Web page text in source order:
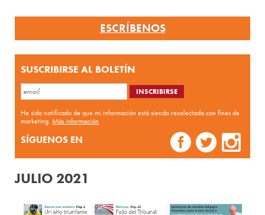
ESCRÍBENOS
SUSCRIBIRSE AL BOLETÍN
He sido notificado de que mi información está siendo recolectada con fines de
marketing.Más información
SÍGUENOS EN
JULIO 2021